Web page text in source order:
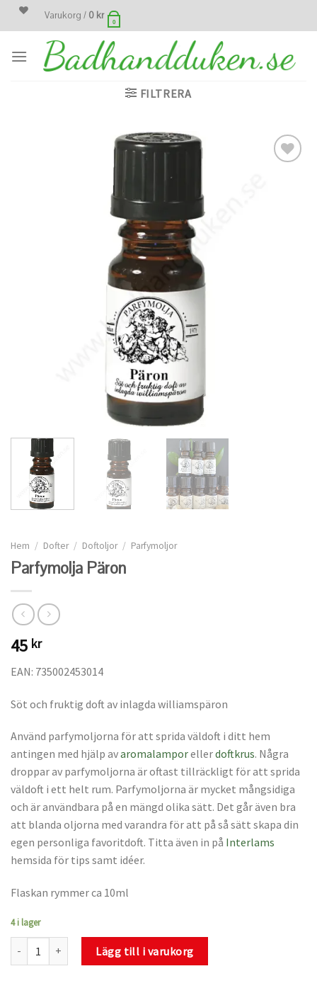
Skip
Varukorg / 0 kr
0
FILTRERA
Hem / Dofter / Doftoljor / Parfymoljor
Parfymolja Päron
45 kr
EAN: 735002453014
Söt och fruktig doft av inlagda williamspäron
Använd parfymoljorna för att sprida väldoft i ditt hem
antingen med hjälp avaromalamporellerdoftkrus. Några
droppar av parfymoljorna är oftast tillräckligt för att sprida
väldoft i ett helt rum. Parfymoljorna är mycket mångsidiga
och är användbara på en mängd olika sätt. Det går även bra
att blanda oljorna med varandra för att på så sätt skapa din
egen personliga favoritdoft. Titta även in på Interlams
hemsida för tips samt idéer.
Flaskan rymmer ca 10ml
4 i lager
Parfymolja Päron mängdLägg till i varukorg